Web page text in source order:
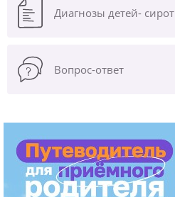
Диагнозы детей- сирот
Вопрос-ответ